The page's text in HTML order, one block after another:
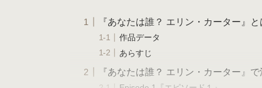
『あなたは誰？ エリン・カーター』と
作品データ
あらすじ
『あなたは誰？ エリン・カーター』